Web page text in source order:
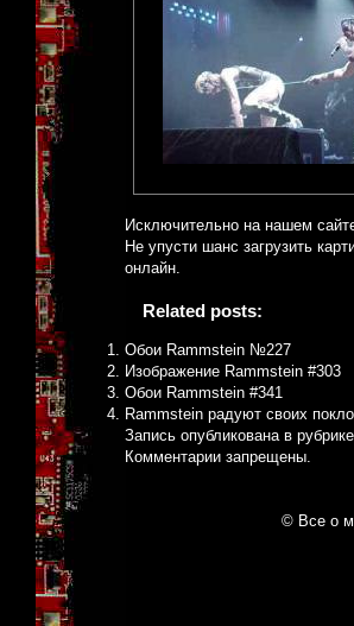
Исключительно на нашем
Не упусти шанс загрузить
онлайн.
Related posts:
Обои Rammstein №227
Изображение Rammstein #303
Обои Rammstein #341
Rammstein радуют своих
Запись опубликована в рубрике
Комментарии запрещены.
© Все о